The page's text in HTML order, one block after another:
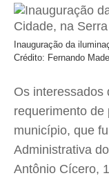
Inauguração da
Crédito: Fernando
Os interessados
requerimento de
município, que
Administrativa
Antônio Cícero,